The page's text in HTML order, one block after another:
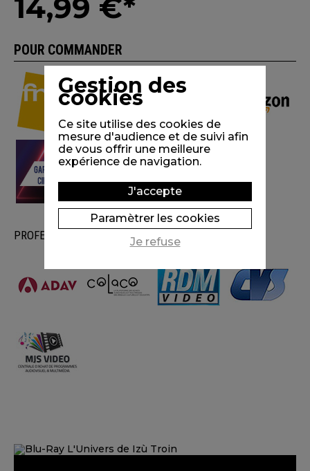
14,99 €*
POUR COMMANDER
PROFESSIONALS
Gestion des
cookies
Ce site utilise des cookies de
mesure d'audience et de suivi afin
de vous offrir une meilleure
expérience de navigation.
J'accepte
Paramètrer les cookies
Je refuse